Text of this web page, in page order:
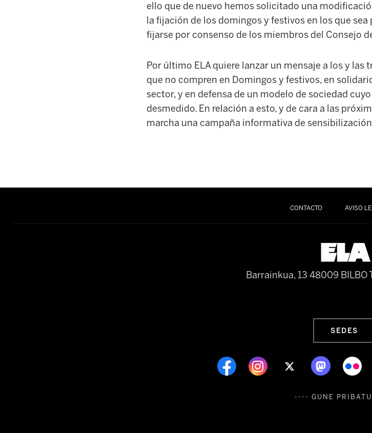
ello que de nuevo hemos solicitado una
la fijación de los domingos y festivos en los que
fijarse por consenso de los miembros del Consejo
Por último ELA quiere lanzar un mensaje a los y las
que no compren en Domingos y festivos, en
sector, y en defensa de un modelo de sociedad
desmedido. En relación a esto, y de cara a las
marcha una campaña informativa de
CONTACTO AVISO
Barrainkua, 13 48009 BILBO
SEDES
---- GUNE